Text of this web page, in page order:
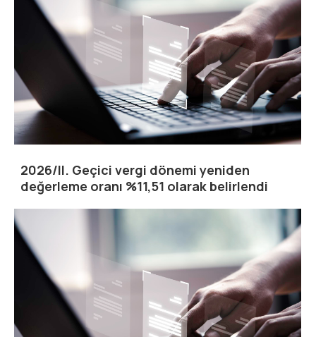
2026/II. Geçici vergi dönemi yeniden
değerleme oranı %11,51 olarak belirlendi